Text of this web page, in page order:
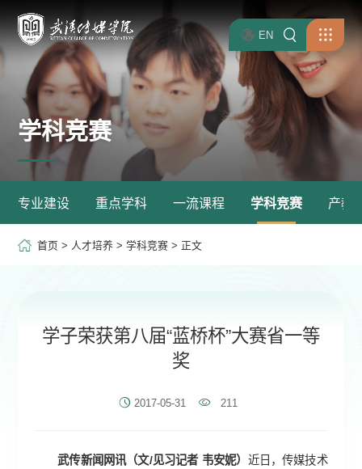
EN
学科竞赛
专业建设 重点学科 一流课程 学科竞赛 产教
首页 > 人才培养 >学科竞赛 > 正文
学子荣获第八届“蓝桥杯”大赛省一等
奖
2017-05-31 211
武传新闻网讯（文/见习记者 韦安妮） 近日，传媒技术